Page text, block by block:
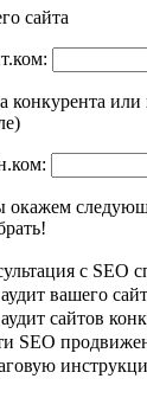
сайта
конкурента
с SEO
вашего
сайтов
SEO